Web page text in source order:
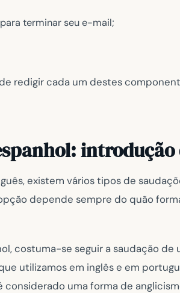
terminar seu e-mail;
redigir cada um destes
existem vários tipos de
depende sempre do quão
costuma-se seguir a saudação
utilizamos em inglês e em
considerado uma forma de